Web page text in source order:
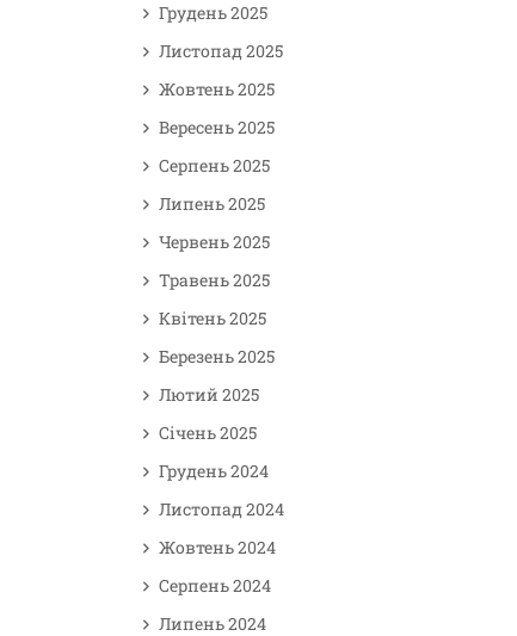
Грудень 2025
Листопад 2025
Жовтень 2025
Вересень 2025
Серпень 2025
Липень 2025
Червень 2025
Травень 2025
Квітень 2025
Березень 2025
Лютий 2025
Січень 2025
Грудень 2024
Листопад 2024
Жовтень 2024
Серпень 2024
Липень 2024